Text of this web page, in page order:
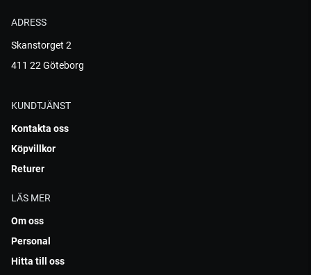
ADRESS
Skanstorget 2
411 22 Göteborg
KUNDTJÄNST
Kontakta oss
Köpvillkor
Returer
LÄS MER
Om oss
Personal
Hitta till oss